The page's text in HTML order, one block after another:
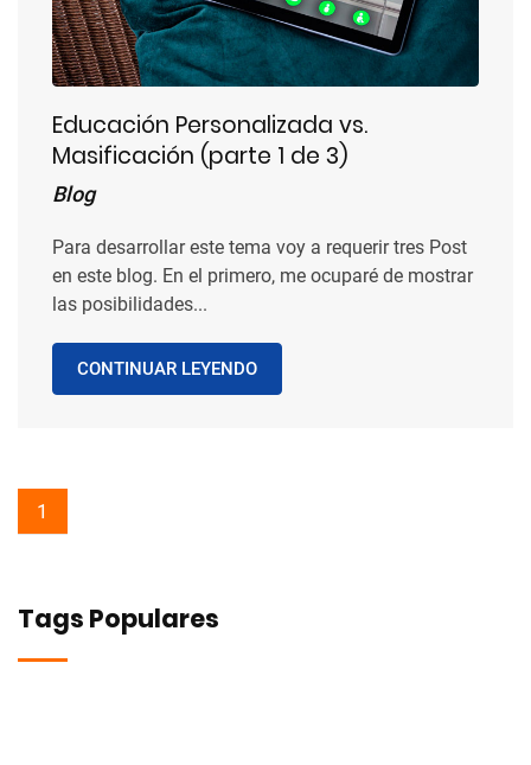
Educación Personalizada vs.
Masificación (parte 1 de 3)
Blog
Para desarrollar este tema voy a requerir tres Post
en este blog. En el primero, me ocuparé de mostrar
las posibilidades...
CONTINUAR LEYENDO
1
Tags Populares